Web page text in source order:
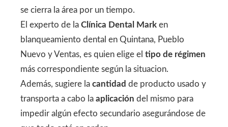
se cierra la área por un tiempo.
El experto de la Clínica Dental Mark en
blanqueamiento dental en Quintana, Pueblo
Nuevo y Ventas, es quien elige el tipo de régimen
más correspondiente según la situacion.
Además, sugiere la cantidad de producto usado y
transporta a cabo la aplicación del mismo para
impedir algún efecto secundario asegurándose de